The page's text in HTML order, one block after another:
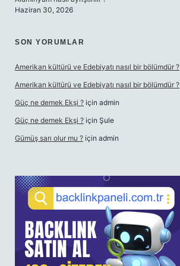
Haziran 30, 2026
SON YORUMLAR
Amerikan kültürü ve Edebiyatı nasıl bir bölümdür ?
Amerikan kültürü ve Edebiyatı nasıl bir bölümdür ?
Güç ne demek Ekşi ? için admin
Güç ne demek Ekşi ? için Şule
Gümüş sarı olur mu ? için admin